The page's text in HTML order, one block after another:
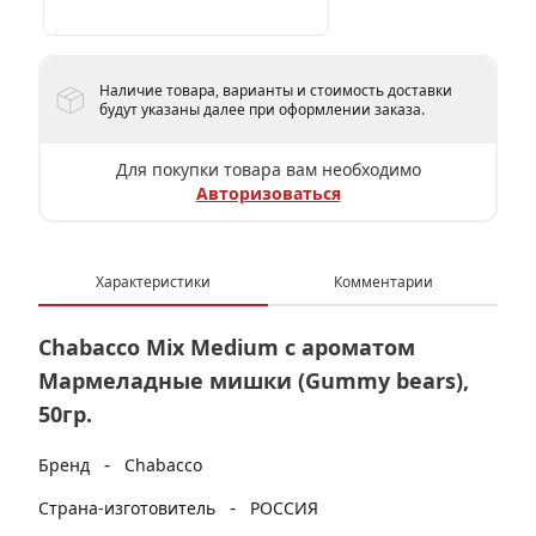
Наличие товара, варианты и стоимость доставки
будут указаны далее при оформлении заказа.
Для покупки товара вам необходимо
Авторизоваться
Характеристики Комментарии
Chabacco Mix Medium с ароматом
Мармеладные мишки (Gummy bears),
50гр.
Бренд -
Chabacco
Страна-изготовитель
-
РОССИЯ